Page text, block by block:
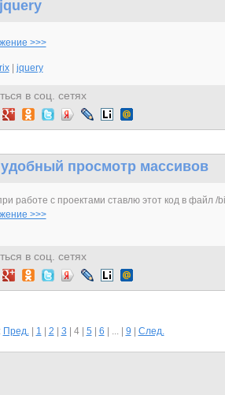
>>>
| jquery
в соц. сетях
просмотр массивов
работе с проектами ставлю этот код в файл
>>>
в соц. сетях
Пред. 1 2 3 4 5 6 ... 9 След.